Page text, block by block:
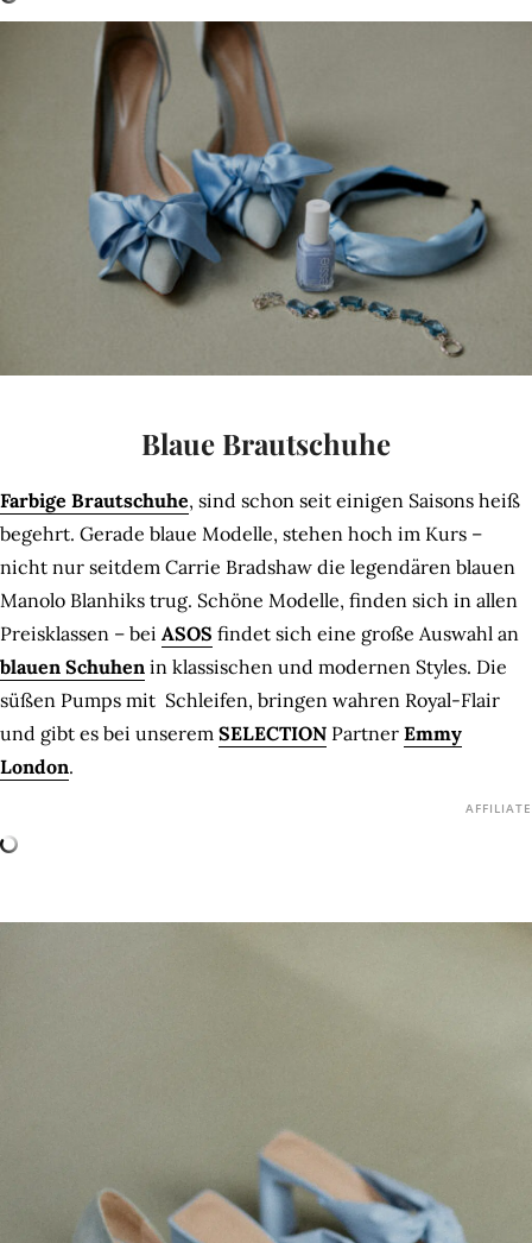
Blaue Brautschuhe
Farbige Brautschuhe, sind schon seit einigen Saisons heiß
begehrt. Gerade blaue Modelle, stehen hoch im Kurs –
nicht nur seitdem Carrie Bradshaw die legendären blauen
Manolo Blanhiks trug. Schöne Modelle, finden sich in allen
Preisklassen – bei ASOS findet sich eine große Auswahl an
blauen Schuhen in klassischen und modernen Styles. Die
süßen Pumps mit Schleifen, bringen wahren Royal-Flair
und gibt es bei unserem SELECTION Partner Emmy
London.
AFFILIATE